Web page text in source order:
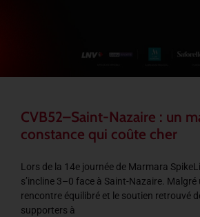
CVB52–Saint-Nazaire : un
constance qui coûte cher
Lors de la 14e journée de Marmara
s’incline 3–0 face à Saint-Nazaire. Malgré
rencontre équilibré et le soutien retrouvé
supporters à